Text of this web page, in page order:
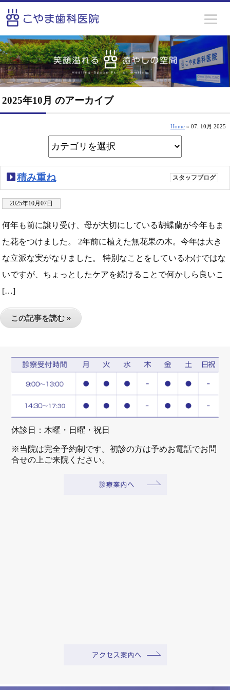
2025年10月 のアーカイブ
Home » 07. 10月 2025
積み重ね スタッフブログ
2025年10月07日
何年も前に譲り受け、母が大切にしている胡蝶蘭が今年もま
た花をつけました。 2年前に植えた無花果の木。今年は大き
な立派な実がなりました。 特別なことをしているわけではな
いですが、ちょっとしたケアを続けることで何かしら良いこ
[…]
この記事を読む »
休診日：木曜・日曜・祝日
※当院は完全予約制です。初診の方は予めお電話でお問
合せの上ご来院ください。